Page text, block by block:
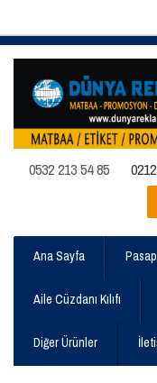
0532 213 54 85
Ana Sayfa
Aile Cüzdanı Kılıfı
Diğer Ürünler